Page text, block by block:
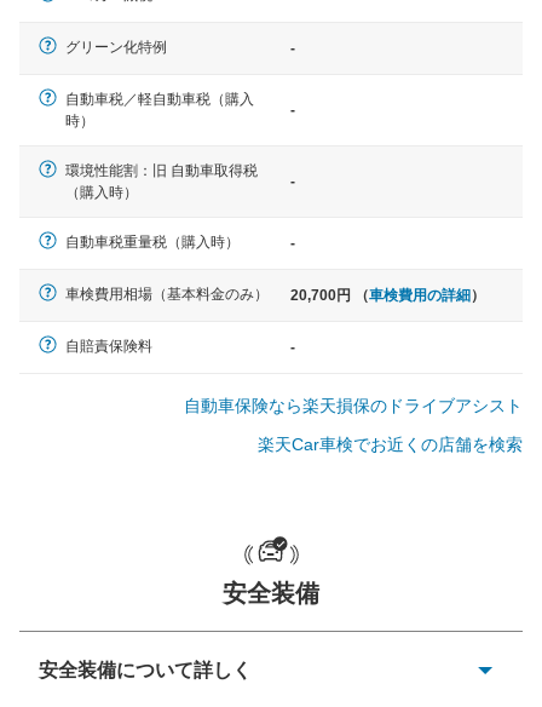
クラウン、アルファード、フォレ
カD:5 など
一般的な荷物のサイズの目安
グリーン化特例 -
自動車税／軽自動車税（購入
時）
-
環境性能割：旧 自動車取得税
（購入時）
-
自動車税重量税（購入時） -
車検費用相場（基本料金のみ） 20,700円 （車検費用の詳細）
自賠責保険料 -
自動車保険なら楽天損保のドライブアシスト
楽天Car車検でお近くの店舗を検索
安全装備
安全装備について詳しく